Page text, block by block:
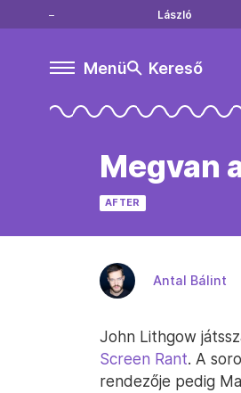
László
Menü Kereső
Megvan
AFTER
Antal Bálint
John Lithgow
Screen Rant. A
rendezője pedig